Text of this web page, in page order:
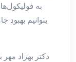
به
بتوانیم
دکتر بهزاد مهر